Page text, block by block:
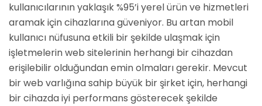
kullanıcılarının yaklaşık %95’i yerel ürün ve hizmetleri
aramak için cihazlarına güveniyor. Bu artan mobil
kullanıcı nüfusuna etkili bir şekilde ulaşmak için
işletmelerin web sitelerinin herhangi bir cihazdan
erişilebilir olduğundan emin olmaları gerekir. Mevcut
bir web varlığına sahip büyük bir şirket için, herhangi
bir cihazda iyi performans gösterecek şekilde